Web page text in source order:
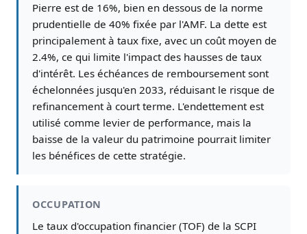
Pierre est de 16%, bien en dessous de la norme
prudentielle de 40% fixée par l'AMF. La dette est
principalement à taux fixe, avec un coût moyen de
2.4%, ce qui limite l'impact des hausses de taux
d'intérêt. Les échéances de remboursement sont
échelonnées jusqu'en 2033, réduisant le risque de
refinancement à court terme. L'endettement est
utilisé comme levier de performance, mais la
baisse de la valeur du patrimoine pourrait limiter
les bénéfices de cette stratégie.
OCCUPATION
Le taux d'occupation financier (TOF) de la SCPI